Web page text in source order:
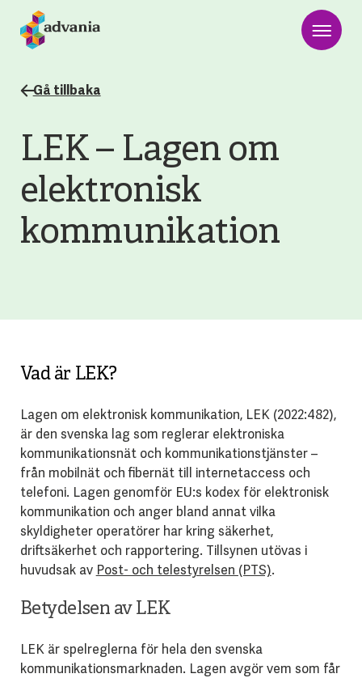
Gå tillbaka
LEK – Lagen om
elektronisk
kommunikation
Vad är LEK?
Lagen om elektronisk kommunikation, LEK (2022:482),
är den svenska lag som reglerar elektroniska
kommunikationsnät och kommunikationstjänster –
från mobilnät och fibernät till internetaccess och
telefoni. Lagen genomför EU:s kodex för elektronisk
kommunikation och anger bland annat vilka
skyldigheter operatörer har kring säkerhet,
driftsäkerhet och rapportering. Tillsynen utövas i
huvudsak av Post- och telestyrelsen (PTS).
Betydelsen av LEK
LEK är spelreglerna för hela den svenska
kommunikationsmarknaden. Lagen avgör vem som får